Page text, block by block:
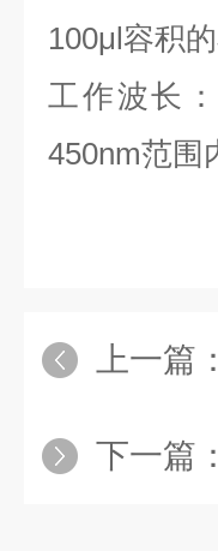
100μl容积
工作波长
450nm范围
上一篇：
下一篇：